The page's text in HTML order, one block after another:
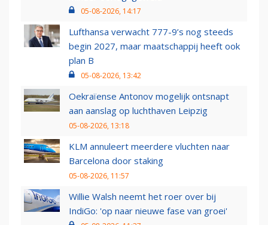
05-08-2026, 14:17
Lufthansa verwacht 777-9’s nog steeds
begin 2027, maar maatschappij heeft ook
plan B
05-08-2026, 13:42
Oekraïense Antonov mogelijk ontsnapt
aan aanslag op luchthaven Leipzig
05-08-2026, 13:18
KLM annuleert meerdere vluchten naar
Barcelona door staking
05-08-2026, 11:57
Willie Walsh neemt het roer over bij
IndiGo: 'op naar nieuwe fase van groei'